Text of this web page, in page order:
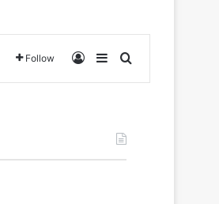
Follow Log InSidebar